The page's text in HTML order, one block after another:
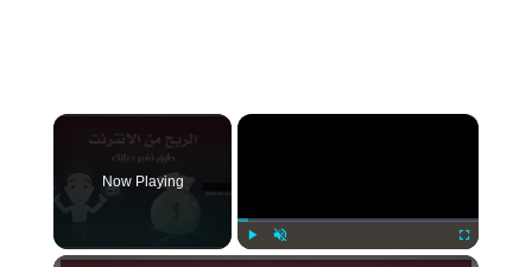
×
Play Unmute Fullscreen
Now Playing